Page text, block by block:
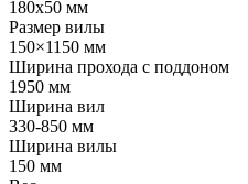
180х50 мм
Размер вилы
150×1150 мм
Ширина прохода с поддоном
1950 мм
Ширина вил
330-850 мм
Ширина вилы
150 мм